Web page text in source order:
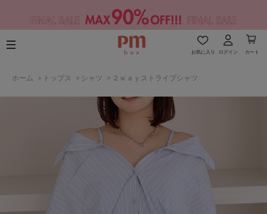
お気に入り ログイン カート
ホーム > トップス > シャツ > ２ｗａｙストライプシャツ